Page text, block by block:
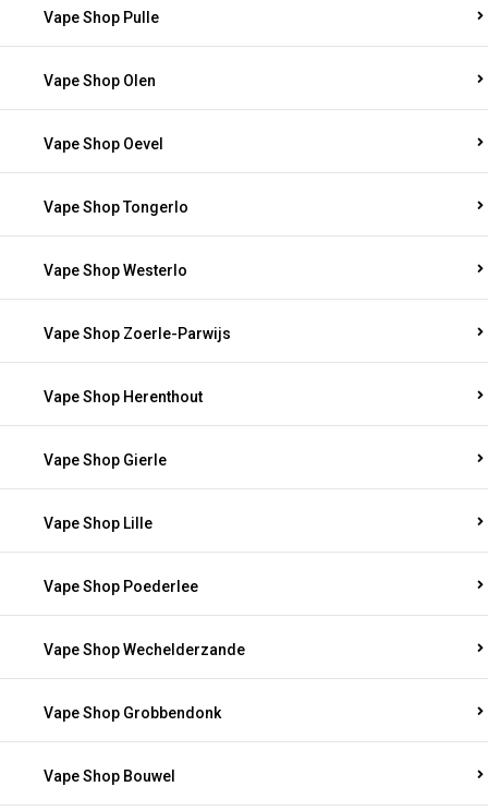
Vape Shop Pulle
Vape Shop Olen
Vape Shop Oevel
Vape Shop Tongerlo
Vape Shop Westerlo
Vape Shop Zoerle-Parwijs
Vape Shop Herenthout
Vape Shop Gierle
Vape Shop Lille
Vape Shop Poederlee
Vape Shop Wechelderzande
Vape Shop Grobbendonk
Vape Shop Bouwel